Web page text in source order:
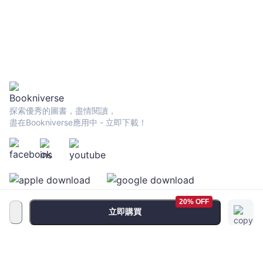
立即購買
20% OFF
探索優秀的圖書，盡情閱讀，
盡在Bookniverse應用中 - 立即下載！